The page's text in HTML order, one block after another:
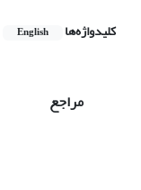
کلیدواژه‌ها English
مراجع